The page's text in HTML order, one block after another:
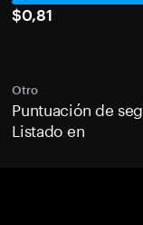
$0,81
Otro
Puntuación de
Listado en